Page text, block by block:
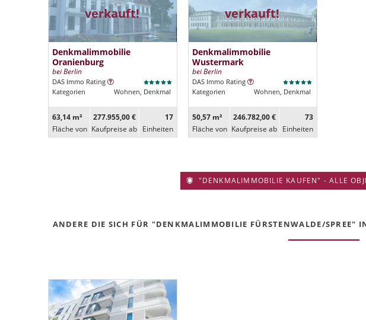
verkauft!
Denkmalimmobilie
Oranienburg
bei Berlin
DAS Immo Rating
Kategorien
Wohnen, Denkmal
63,14 m²
Fläche von
277.955,00 €
Kaufpreise ab
17
Ein­heiten
verkauft!
Denkmalimmobilie
Wustermark
bei Berlin
DAS Immo Rating
Kategorien
Wohnen, Denkmal
50,57 m²
Fläche von
246.782,00 €
Kaufpreise ab
73
Ein­heiten
"DENKMALIMMOBILIE KAUFEN" - ALLE
ANDERE DIE SICH FÜR "DENKMALIMMOBILIE FÜRSTENWALDE/SPREE"